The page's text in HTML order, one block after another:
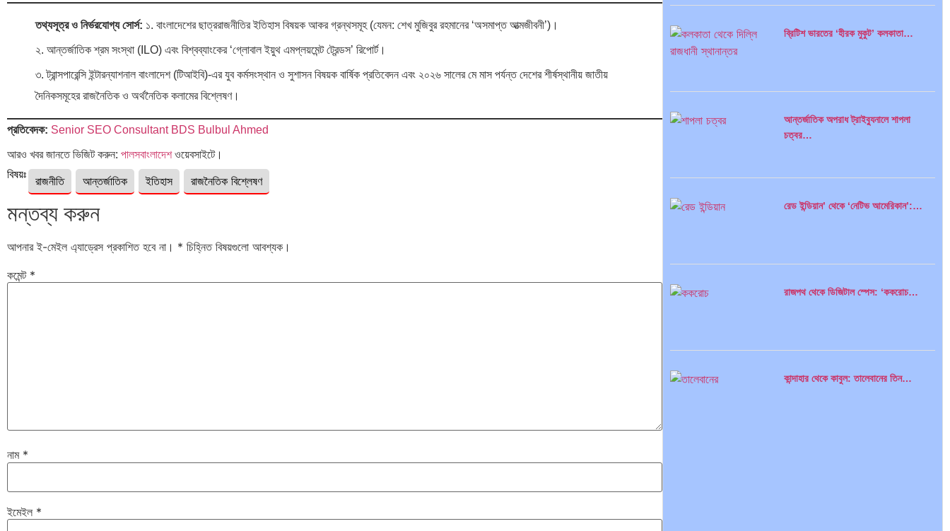
তথ্যসূত্র ও নির্ভরযোগ্য সোর্স: ১. বাংলাদেশের ছাত্ররাজনীতির ইতিহাস বিষয়ক আকর গ্রন্থসমূহ (যেমন: শেখ মুজিবুর রহমানের ‘অসমাপ্ত আত্মজীবনী’)।
২. আন্তর্জাতিক শ্রম সংস্থা (ILO) এবং বিশ্বব্যাংকের ‘গ্লোবাল ইয়ুথ এমপ্লয়মেন্ট ট্রেন্ডস’ রিপোর্ট।
৩. ট্রান্সপারেন্সি ইন্টারন্যাশনাল বাংলাদেশ (টিআইবি)-এর যুব কর্মসংস্থান ও সুশাসন বিষয়ক বার্ষিক প্রতিবেদন এবং ২০২৬ সালের মে মাস পর্যন্ত দেশের শীর্ষস্থানীয় জাতীয়
দৈনিকসমূহের রাজনৈতিক ও অর্থনৈতিক কলামের বিশ্লেষণ।
প্রতিবেদক: Senior SEO Consultant BDS Bulbul Ahmed
আরও খবর জানতে ভিজিট করুন: পালসবাংলাদেশওয়েবসাইটে।
বিষয়ঃ
রাজনীতি আন্তর্জাতিক ইতিহাস রাজনৈতিক বিশ্লেষণ
মন্তব্য করুন
আপনার ই-মেইল এ্যাড্রেস প্রকাশিত হবে না। * চিহ্নিত বিষয়গুলো আবশ্যক।
কমেন্ট *
নাম *
ইমেইল *
ব্রিটিশ ভারতের ‘হীরক মুকুট’ কলকাতা…
আন্তর্জাতিক অপরাধ ট্রাইব্যুনালে শাপলা
চত্বর…
রেড ইন্ডিয়ান’ থেকে ‘নেটিভ আমেরিকান’:…
রাজপথ থেকে ডিজিটাল স্পেস: ‘ককরোচ…
কান্দাহার থেকে কাবুল: তালেবানের তিন…